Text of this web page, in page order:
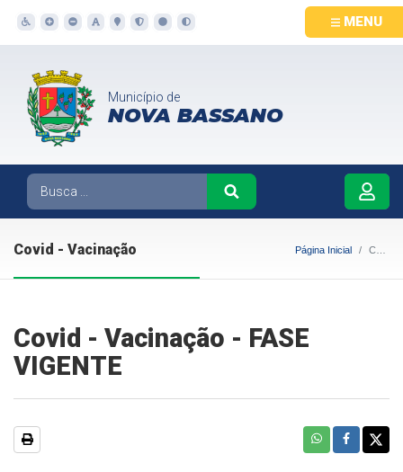
MENU
Município de
NOVA BASSANO
Covid - Vacinação Página Inicial Covid - Vacinação
Covid - Vacinação - FASE
VIGENTE